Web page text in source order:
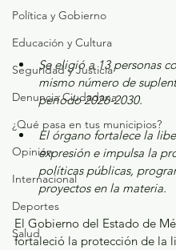
Política y Gobierno
Educación y Cultura
Seguridad y Justicia
Denuncia Ciudadana
¿Qué pasa en tus municipios?
Opinión
Internacional
Deportes
Salud
Se eligió a 13 personas
mismo número de
periodo 2026-2030.
El órgano fortalece la
expresión e impulsa la
políticas públicas,
proyectos en la materia.
El Gobierno del Estado de
fortaleció la protección de la